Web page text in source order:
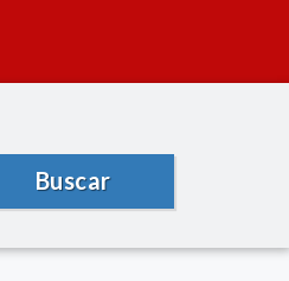
Buscar